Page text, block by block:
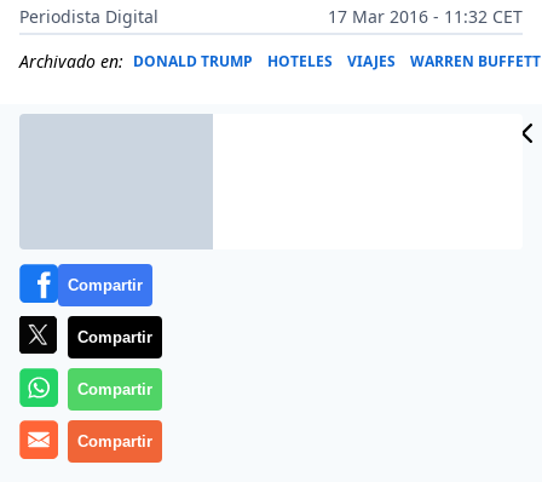
Periodista Digital
17 Mar 2016 - 11:32 CET
Archivado en: DONALD TRUMP HOTELES VIAJES WARREN BUFFETT
El mítico Hotel Plaza de Nueva York, un trocito de
Compartir
Compartir
Compartir
Compartir